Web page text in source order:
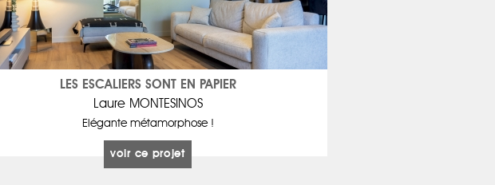
LES ESCALIERS SONT EN PAPIER
Laure MONTESINOS
Elégante métamorphose !
voir ce projet